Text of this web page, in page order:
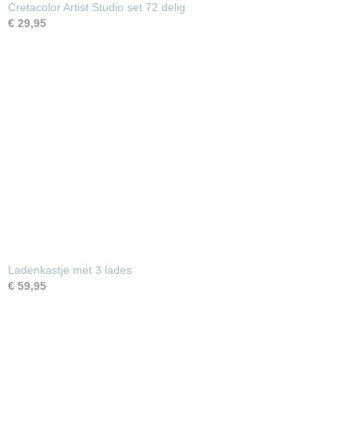
Cretacolor Artist Studio set 72 delig
€ 29,95
Ladenkastje met 3 lades
€ 59,95